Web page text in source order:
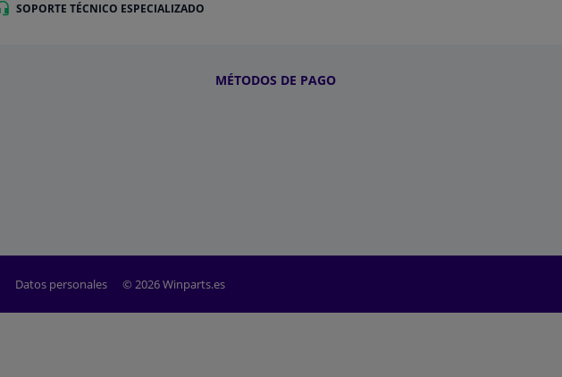
SOPORTE TÉCNICO ESPECIALIZADO
MÉTODOS DE PAGO
Datos personales © 2026 Winparts.es